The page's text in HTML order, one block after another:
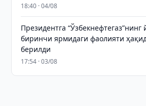
18:40 · 04/08
Президентга “Ўзбекнефтегаз”нинг
биринчи ярмидаги фаолияти
берилди
17:54 · 03/08